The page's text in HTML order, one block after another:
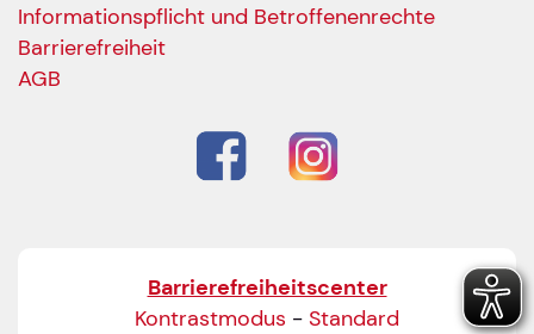
Informationspflicht und Betroffenenrechte
Barrierefreiheit
AGB
Barrierefreiheitscenter
Kontrastmodus - Standard